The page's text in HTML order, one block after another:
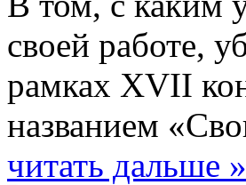
своей работе,
рамках XVII
названием
читать дальше »